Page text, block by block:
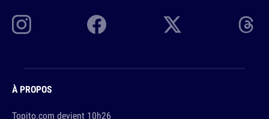
À PROPOS
Topito.com devient 10h26